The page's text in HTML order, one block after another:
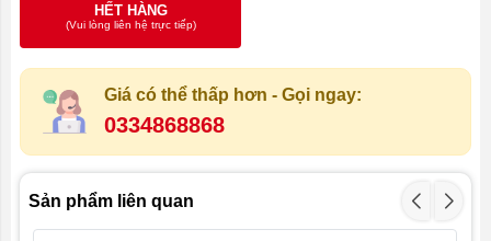
HẾT HÀNG
(Vui lòng liên hệ trực tiếp)
Giá có thể thấp hơn - Gọi ngay:
0334868868
Sản phẩm liên quan